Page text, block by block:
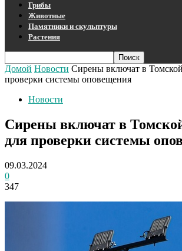
Грибы
Животные
Памятники и скульптуры
Растения
Домой Новости Сирены включат в
проверки системы оповещения
Новости
Сирены включат в
для проверки системы
09.03.2024
0
347